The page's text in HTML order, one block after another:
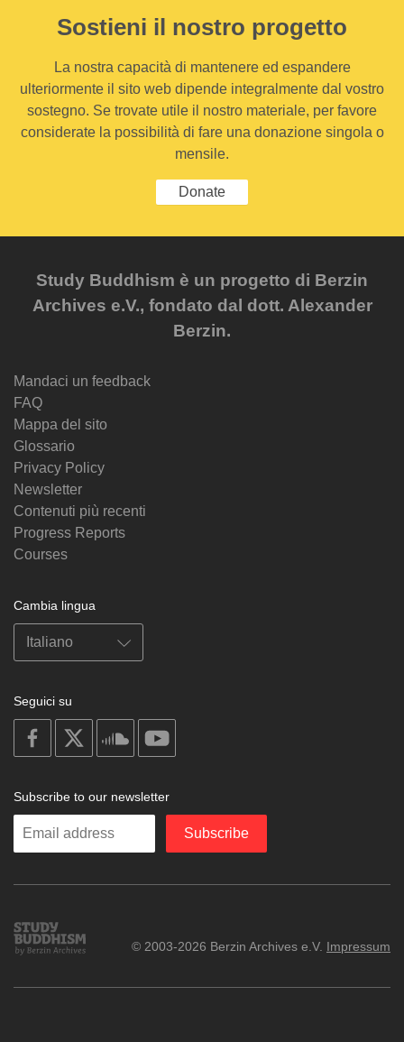
Sostieni il nostro progetto
La nostra capacità di mantenere ed espandere
ulteriormente il sito web dipende integralmente dal vostro
sostegno. Se trovate utile il nostro materiale, per favore
considerate la possibilità di fare una donazione singola o
mensile.
Donate
Study Buddhism è un progetto di Berzin
Archives e.V., fondato dal dott. Alexander
Berzin.
Mandaci un feedback
FAQ
Mappa del sito
Glossario
Privacy Policy
Newsletter
Contenuti più recenti
Progress Reports
Courses
Cambia lingua
Seguici su
on
facebook
soundcloud
Subscribe to our newsletter
Enter
Subscribe
Study
Buddhism
© 2003-2026 Berzin Archives e.V. Impressum